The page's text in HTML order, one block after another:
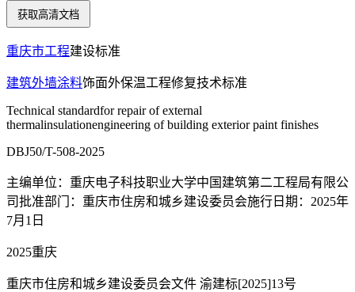
获取高清文档
重庆市工程建设标准
建筑外墙涂料饰面外保温工程修复技术标准
Technical standardfor repair of external
thermalinsulationengineering of building exterior paint finishes
DBJ50/T-508-2025
主编单位：重庆电子科技职业大学中国建筑第二工程局有限公
司批准部门：重庆市住房和城乡建设委员会施行日期：2025年
7月1日
2025重庆
重庆市住房和城乡建设委员会文件 渝建标[2025]13号